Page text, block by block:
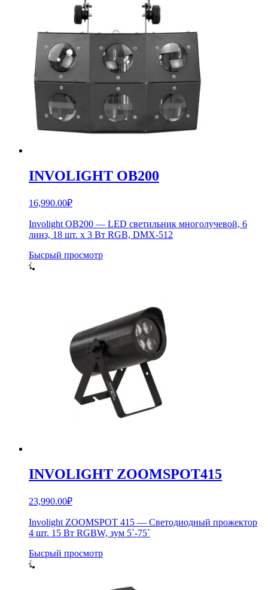
INVOLIGHT OB200
16,990.00₽
Involight OB200 — LED светильник многолучевой, 6
линз, 18 шт. х 3 Вт RGB, DMX-512
Бысрый просмотр
INVOLIGHT ZOOMSPOT415
23,990.00₽
Involight ZOOMSPOT 415 — Светодиодный прожектор
4 шт. 15 Вт RGBW, зум 5`-75`
Бысрый просмотр